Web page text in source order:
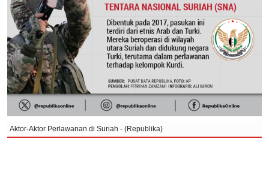
Aktor-Aktor Perlawanan di Suriah - (Republika)